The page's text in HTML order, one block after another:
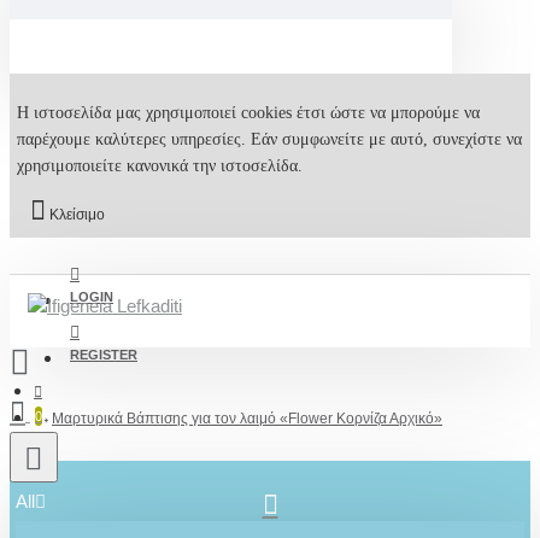
Η ιστοσελίδα μας χρησιμοποιεί cookies έτσι ώστε να μπορούμε να
παρέχουμε καλύτερες υπηρεσίες. Εάν συμφωνείτε με αυτό, συνεχίστε να
χρησιμοποιείτε κανονικά την ιστοσελίδα.
Κλείσιμο
LOGIN
REGISTER
0
All
Μαρτυρικά Βάπτισης για τον λαιμό «Flower Κορνίζα Αρχικό»